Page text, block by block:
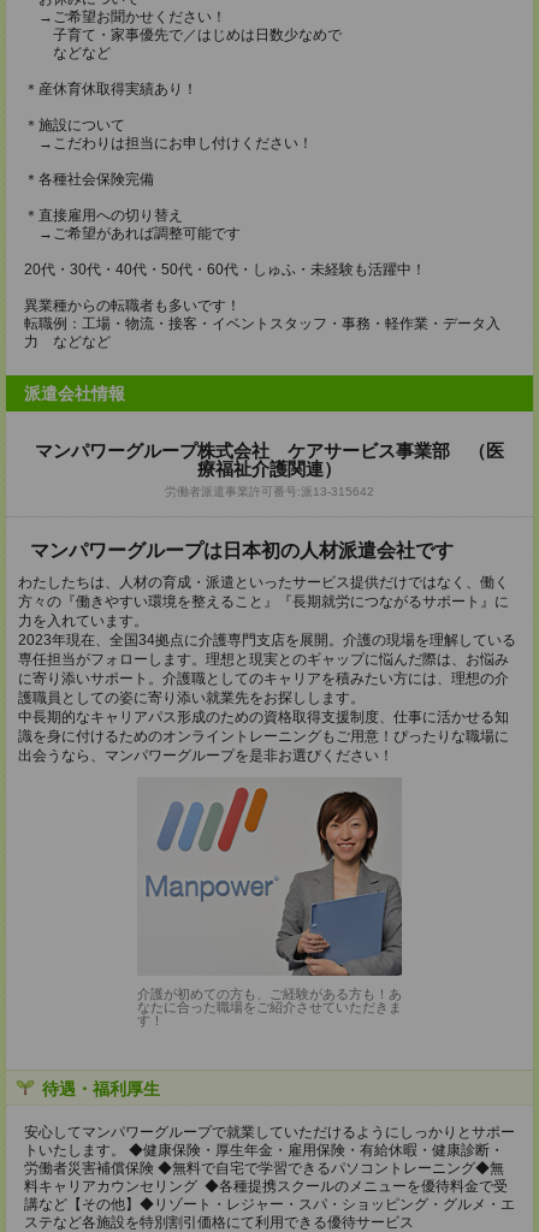
→ご希望お聞かせください！
子育て・家事優先で／はじめは日数少なめで
などなど
＊産休育休取得実績あり！
＊施設について
→こだわりは担当にお申し付けください！
＊各種社会保険完備
＊直接雇用への切り替え
→ご希望があれば調整可能です
20代・30代・40代・50代・60代・しゅふ・未経験も活躍中！
異業種からの転職者も多いです！
転職例：工場・物流・接客・イベントスタッフ・事務・軽作業・データ入
力 などなど
派遣会社情報
マンパワーグループ株式会社 ケアサービス事業部 （医
療福祉介護関連）
労働者派遣事業許可番号:派13-315642
マンパワーグループは日本初の人材派遣会社です
わたしたちは、人材の育成・派遣といったサービス提供だけではなく、働く
方々の『働きやすい環境を整えること』『長期就労につながるサポート』に
力を入れています。
2023年現在、全国34拠点に介護専門支店を展開。介護の現場を理解している
専任担当がフォローします。理想と現実とのギャップに悩んだ際は、お悩み
に寄り添いサポート。介護職としてのキャリアを積みたい方には、理想の介
護職員としての姿に寄り添い就業先をお探しします。
中長期的なキャリアパス形成のための資格取得支援制度、仕事に活かせる知
識を身に付けるためのオンライントレーニングもご用意！ぴったりな職場に
出会うなら、マンパワーグループを是非お選びください！
介護が初めての方も、ご経験がある方も！あ
なたに合った職場をご紹介させていただきま
す！
待遇・福利厚生
安心してマンパワーグループで就業していただけるようにしっかりとサポー
トいたします。 ◆健康保険・厚生年金・雇用保険・有給休暇・健康診断・
労働者災害補償保険 ◆無料で自宅で学習できるパソコントレーニング◆無
料キャリアカウンセリング ◆各種提携スクールのメニューを優待料金で受
講など【その他】◆リゾート・レジャー・スパ・ショッピング・グルメ・エ
ステなど各施設を特別割引価格にて利用できる優待サービス